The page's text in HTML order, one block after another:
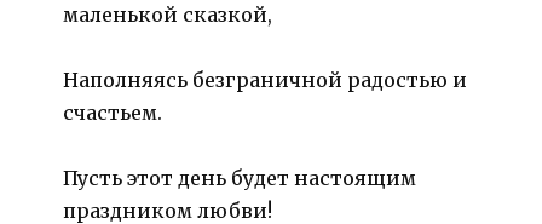
маленькой сказкой,
Наполняясь безграничной радостью и
счастьем.
Пусть этот день будет настоящим
праздником любви!